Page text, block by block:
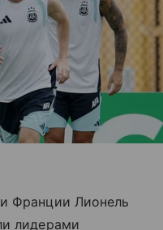
Франции Лионель
лидерами